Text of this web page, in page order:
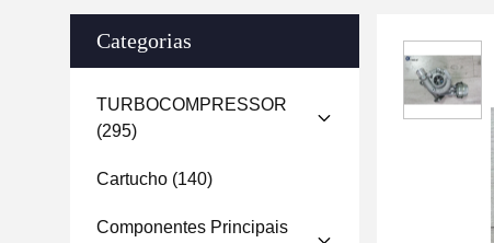
Categorias
TURBOCOMPRESSOR
(295)
Cartucho (140)
Componentes Principais